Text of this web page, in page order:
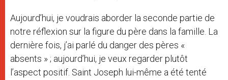
Aujourd’hui, je voudrais aborder la seconde partie de
notre réflexion sur la figure du père dans la famille. La
dernière fois, j’ai parlé du danger des pères «
absents » ; aujourd’hui, je veux regarder plutôt
l’aspect positif. Saint Joseph lui-même a été tenté